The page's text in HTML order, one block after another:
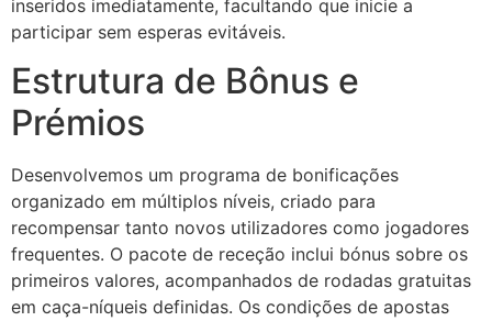
panel
panel
panel
panel
panel
panel
panel
inseridos imediatamente, facultando que inicie a
participar sem esperas evitáveis.
Estrutura de Bônus e
Prémios
Desenvolvemos um programa de bonificações
organizado em múltiplos níveis, criado para
recompensar tanto novos utilizadores como jogadores
frequentes. O pacote de receção inclui bónus sobre os
primeiros valores, acompanhados de rodadas gratuitas
em caça-níqueis definidas. Os condições de apostas